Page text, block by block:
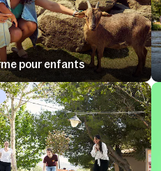
pour enfants